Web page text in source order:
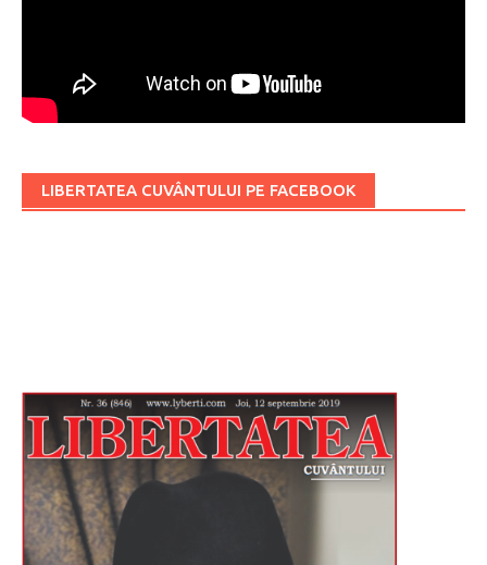
LIBERTATEA CUVÂNTULUI PE FACEBOOK